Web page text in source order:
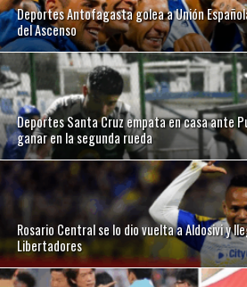
Deportes Antofagasta golea a Unión
del Ascenso
Deportes Santa Cruz empata en casa ante
ganar en la segunda rueda
Rosario Central se lo dio vuelta a Aldosivi y
Libertadores